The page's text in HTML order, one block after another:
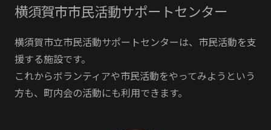
横須賀市市民活動サポートセンター
横須賀市立市民活動サポートセンターは、市民活動を支
援する施設です。
これからボランティアや市民活動をやってみようという
方も、町内会の活動にも利用できます。